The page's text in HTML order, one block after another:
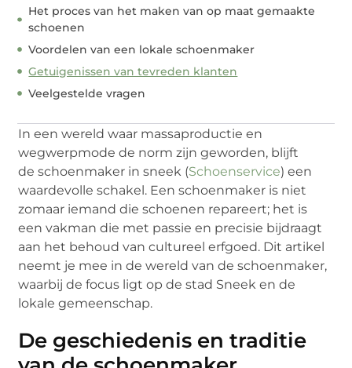
Het proces van het maken van op maat gemaakte
schoenen
Voordelen van een lokale schoenmaker
Getuigenissen van tevreden klanten
Veelgestelde vragen
In een wereld waar massaproductie en
wegwerpmode de norm zijn geworden, blijft
de schoenmaker in sneek (Schoenservice) een
waardevolle schakel. Een schoenmaker is niet
zomaar iemand die schoenen repareert; het is
een vakman die met passie en precisie bijdraagt
aan het behoud van cultureel erfgoed. Dit artikel
neemt je mee in de wereld van de schoenmaker,
waarbij de focus ligt op de stad Sneek en de
lokale gemeenschap.
De geschiedenis en traditie